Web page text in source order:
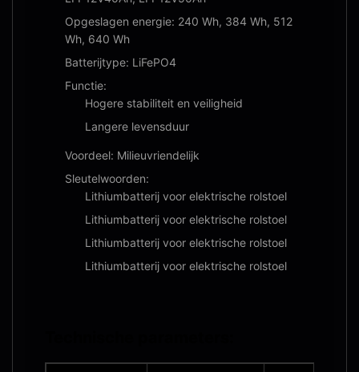
Opgeslagen energie: 240 Wh, 384 Wh, 512
Wh, 640 Wh
Batterijtype: LiFePO4
Functie:
Hogere stabiliteit en veiligheid
Langere levensduur
Voordeel: Milieuvriendelijk
Sleutelwoorden:
Lithiumbatterij voor elektrische rolstoel
Lithiumbatterij voor elektrische rolstoel
Lithiumbatterij voor elektrische rolstoel
Lithiumbatterij voor elektrische rolstoel